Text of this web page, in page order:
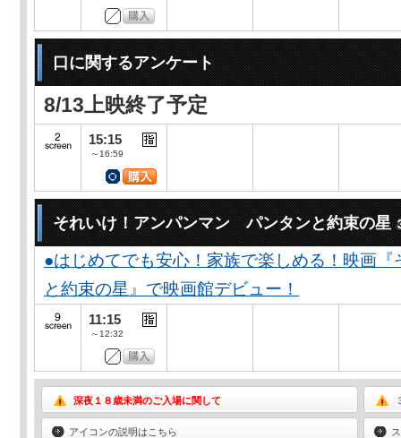
口に関するアンケート
8/13上映終了予定
15:15
～16:59
それいけ！アンパンマン パンタンと約束の星
●はじめてでも安心！家族で楽しめる！映画
と約束の星』で映画館デビュー！
11:15
～12:32
深夜１８歳未満のご入場に関して
アイコンの説明はこちら